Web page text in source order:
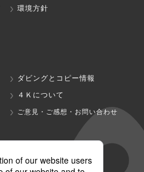
環境方針
ダビングとコピー情報
４Ｋについて
ご意見・ご感想・お問い合わせ
テレ朝チャンネル